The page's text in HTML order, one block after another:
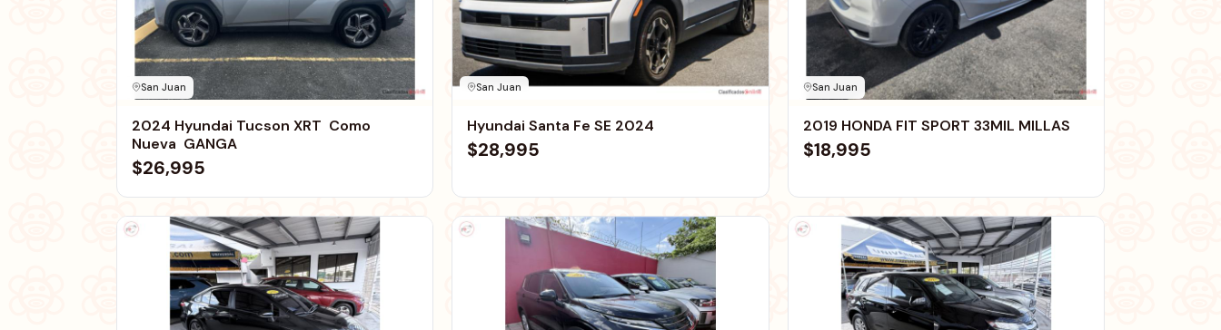
San Juan
2024 Hyundai Tucson XRT  Como
Nueva  GANGA
$26,995
San Juan
Hyundai Santa Fe SE 2024
$28,995
San Juan
2019 HONDA FIT SPORT 33MIL MILLAS
$18,995